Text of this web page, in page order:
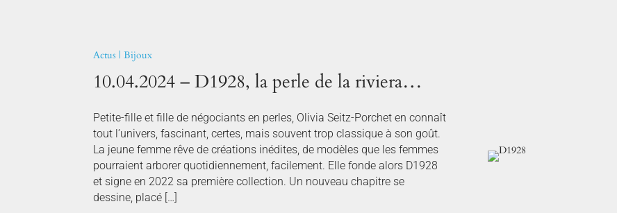
Actus |Bijoux
10.04.2024 – D1928, la perle de la riviera…
Petite-fille et fille de négociants en perles, Olivia Seitz-Porchet en connaît
tout l’univers, fascinant, certes, mais souvent trop classique à son goût.
La jeune femme rêve de créations inédites, de modèles que les femmes
pourraient arborer quotidiennement, facilement. Elle fonde alors D1928
et signe en 2022 sa première collection. Un nouveau chapitre se
dessine, placé […]